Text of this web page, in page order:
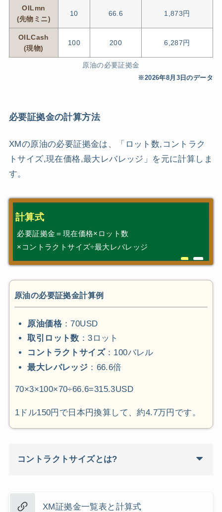
OILmn
(先物ミニ)
10 66.6 1,873円
OILCash
(現物)
100 200 6,287円
原油の必要証拠金
※2026年8月3日のデータ
必要証拠金の計算方法
XMの原油の必要証拠金は、「ロット数,コントラク
トサイズ,現在価格,最大レバレッジ」を元に計算しま
す。
計算式
必要証拠金＝現在価格×ロット数
×コントラクトサイズ÷最大レバレッジ
原油の必要証拠金計算例
原油価格 ：70USD
取引ロット数 ：3ロット
コントラクトサイズ：100バレル
最大レバレッジ ：66.6倍
70×3×100×70÷66.6=315.3USD
1ドル150円で日本円換算して、約4.7万円です。
コントラクトサイズとは?
XM証拠金一覧表と計算式